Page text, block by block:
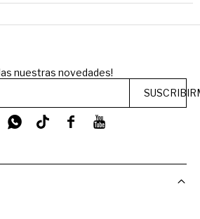
nuestras novedades!
 
